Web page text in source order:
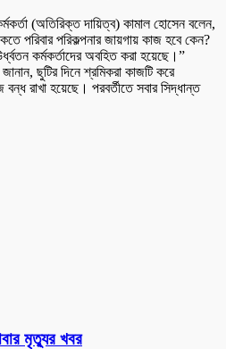
(অতিরিক্ত দায়িত্ব) কামাল হোসেন বলেন,
পরিবার পরিকল্পনার জায়গায় কাজ হবে কেন?
কর্মকর্তাদের অবহিত করা হয়েছে।”
ছুটির দিনে শ্রমিকরা কাজটি করে
রাখা হয়েছে। পরবর্তীতে সবার সিদ্ধান্ত
মৃত্যুর খবর